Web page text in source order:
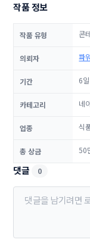
작품 정보
작품 유형 콘
의뢰자 파
기간 6일
카테고리 네
업종 식
총 상금 50
댓글 0